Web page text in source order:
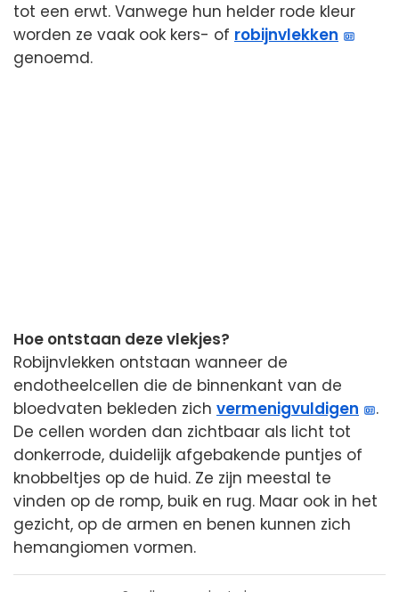
tot een erwt. Vanwege hun helder rode kleur
worden ze vaak ook kers- of robijnvlekken
genoemd.
Hoe ontstaan deze vlekjes?
Robijnvlekken ontstaan wanneer de
endotheelcellen die de binnenkant van de
bloedvaten bekleden zich vermenigvuldigen
.
De cellen worden dan zichtbaar als licht tot
donkerrode, duidelijk afgebakende puntjes of
knobbeltjes op de huid. Ze zijn meestal te
vinden op de romp, buik en rug. Maar ook in het
gezicht, op de armen en benen kunnen zich
hemangiomen vormen.